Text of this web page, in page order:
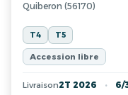
Quiberon (56170)
T4 T5
Accession libre
Livraison2T 2026 6/